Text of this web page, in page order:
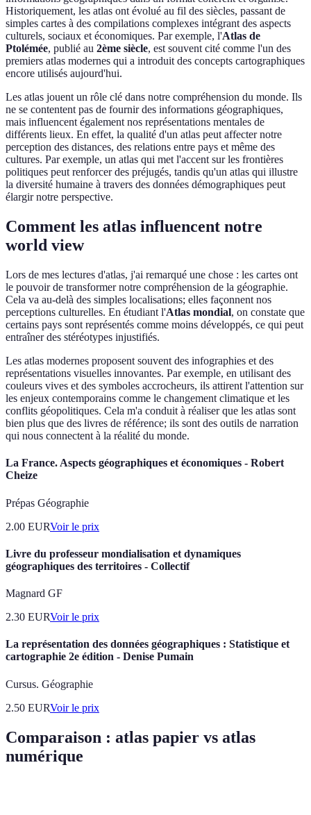
Historiquement, les atlas ont évolué au fil des siècles, passant de
simples cartes à des compilations complexes intégrant des aspects
culturels, sociaux et économiques. Par exemple, l'Atlas de
Ptolémée, publié au 2ème siècle, est souvent cité comme l'un des
premiers atlas modernes qui a introduit des concepts cartographiques
encore utilisés aujourd'hui.
Les atlas jouent un rôle clé dans notre compréhension du monde. Ils
ne se contentent pas de fournir des informations géographiques,
mais influencent également nos représentations mentales de
différents lieux. En effet, la qualité d'un atlas peut affecter notre
perception des distances, des relations entre pays et même des
cultures. Par exemple, un atlas qui met l'accent sur les frontières
politiques peut renforcer des préjugés, tandis qu'un atlas qui illustre
la diversité humaine à travers des données démographiques peut
élargir notre perspective.
Comment les atlas influencent notre
world view
Lors de mes lectures d'atlas, j'ai remarqué une chose : les cartes ont
le pouvoir de transformer notre compréhension de la géographie.
Cela va au-delà des simples localisations; elles façonnent nos
perceptions culturelles. En étudiant l'Atlas mondial, on constate que
certains pays sont représentés comme moins développés, ce qui peut
entraîner des stéréotypes injustifiés.
Les atlas modernes proposent souvent des infographies et des
représentations visuelles innovantes. Par exemple, en utilisant des
couleurs vives et des symboles accrocheurs, ils attirent l'attention sur
les enjeux contemporains comme le changement climatique et les
conflits géopolitiques. Cela m'a conduit à réaliser que les atlas sont
bien plus que des livres de référence; ils sont des outils de narration
qui nous connectent à la réalité du monde.
La France. Aspects géographiques et économiques - Robert
Cheize
Prépas Géographie
2.00 EURVoir le prix
Livre du professeur mondialisation et dynamiques
géographiques des territoires - Collectif
Magnard GF
2.30 EURVoir le prix
La représentation des données géographiques : Statistique et
cartographie 2e édition - Denise Pumain
Cursus. Géographie
2.50 EURVoir le prix
Comparaison : atlas papier vs atlas
numérique